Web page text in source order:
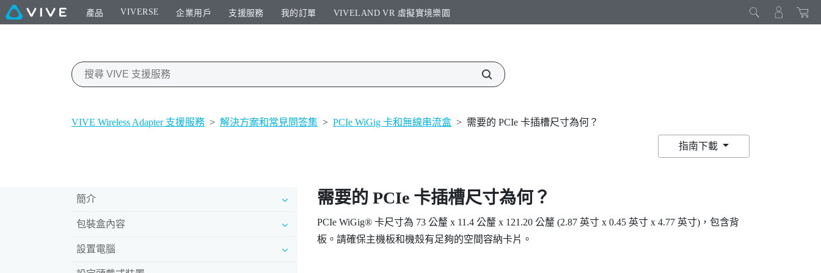
產品 VIVERSE 企業用戶 支援服務 我的訂單 VIVELAND VR 虛擬實境樂園​
VIVE Wireless Adapter 支援服務 > 解決方案和常見問答集 > PCIe WiGig 卡和無線串流盒 > 需要的 PCIe 卡插槽尺寸為何？
指南下載
簡介
包裝盒內容
設置電腦
需要的 PCIe 卡插槽尺寸為何？
PCIe WiGig®卡尺寸為 73 公釐 x 11.4 公釐 x 121.20 公釐 (2.87 英寸 x 0.45 英寸 x 4.77 英寸)，包含背
板。請確保主機板和機殼有足夠的空間容納卡片。